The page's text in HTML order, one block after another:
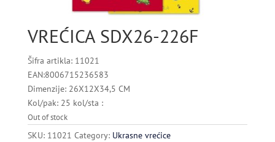
VREĆICA SDX26-226F
Šifra artikla: 11021
EAN:8006715236583
Dimenzije: 26X12X34,5 CM
Kol/pak: 25 kol/sta :
Out of stock
SKU: 11021 Category: Ukrasne vrećice